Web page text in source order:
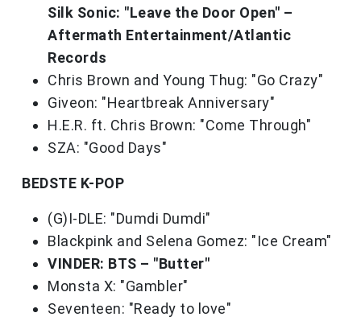
Silk Sonic: "Leave the Door Open" –
Aftermath Entertainment/Atlantic
Records
Chris Brown and Young Thug: "Go Crazy"
Giveon: "Heartbreak Anniversary"
H.E.R. ft. Chris Brown: "Come Through"
SZA: "Good Days"
BEDSTE K-POP
(G)I-DLE: "Dumdi Dumdi"
Blackpink and Selena Gomez: "Ice Cream"
VINDER: BTS – "Butter"
Monsta X: "Gambler"
Seventeen: "Ready to love"